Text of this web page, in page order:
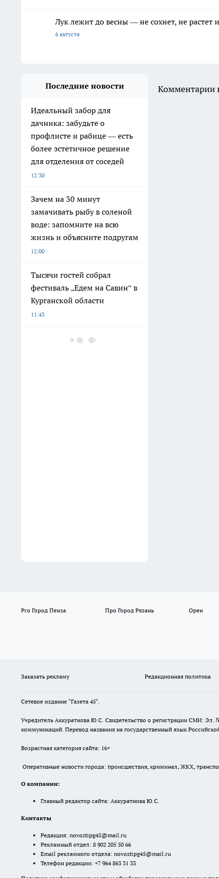
Лук лежит до весны — не сохнет, не
6 августа
Последние новости
Идеальный забор для
дачника: забудьте о
профлисте и рабице — есть
более эстетичное решение
для отделения от соседей
12:30
Зачем на 30 минут
замачивать рыбу в соленой
воде: запомните на всю
жизнь и объясните подругам
12:00
Тысячи гостей собрал
фестиваль „Едем на Савин“ в
Курганской области
11:43
Яичную скорлупу везу на
Комментарии
Pro Город Пенза Про Город Рязань Орен
Заказать рекламу Редакционная политика
Сетевое издание "Газета 45".
Учредитель Аккуратнова Ю.С. Свидетельство о регистрации СМИ: Эл.
коммуникаций. Перевод названия на государственный язык
Возрастная категория сайта: 16+
Оперативные новости города: происшествия, криминал, ЖКХ,
О компании:
Главный редактор сайта: Аккуратнова Ю.С.
Контакты
Редакция: novostipg45@mail.ru
Рекламный отдел: 8 902 205 50 66
Email рекламного отдела: novostipg45@mail.ru
Телефон редакции: +7 964 863 31 33